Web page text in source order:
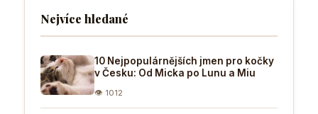
Nejvíce hledané
10 Nejpopulárnějších jmen pro kočky
v Česku: Od Micka po Lunu a Miu
👁 1012